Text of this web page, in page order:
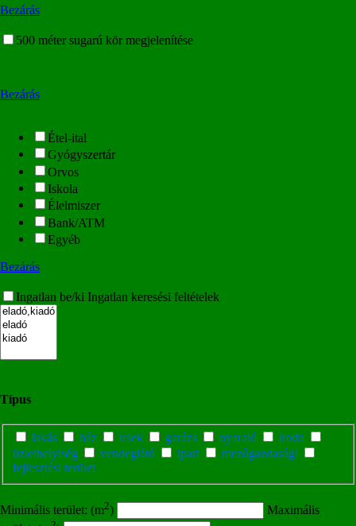
Bezárás
500 méter sugarú kör megjelenítése
Bezárás
Étel-ital
Gyógyszertár
Orvos
Iskola
Élelmiszer
Bank/ATM
Egyéb
Bezárás
Ingatlan be/ki Ingatlan keresési feltételek
Típus
lakás ház telek garázs nyaraló
iroda
üzlethelyiség
vendeglátó ipari
mezőgazdasági
fejlesztési terület
Minimális terület: (m2)
Maximális